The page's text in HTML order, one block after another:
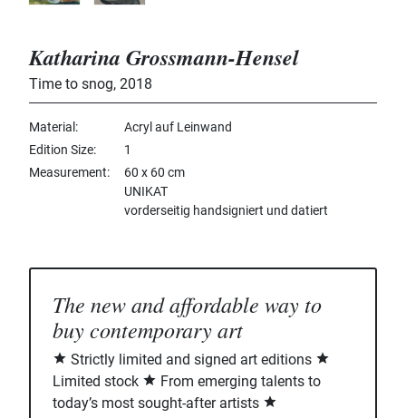
Katharina Grossmann-Hensel
Time to snog, 2018
Material
Acryl auf Leinwand
Edition Size
1
Measurement
60 x 60 cm
UNIKAT
vorderseitig handsigniert und datiert
The new and affordable way to
buy contemporary art
Strictly limited and signed art editions
Limited stock
From emerging talents to
today’s most sought-after artists